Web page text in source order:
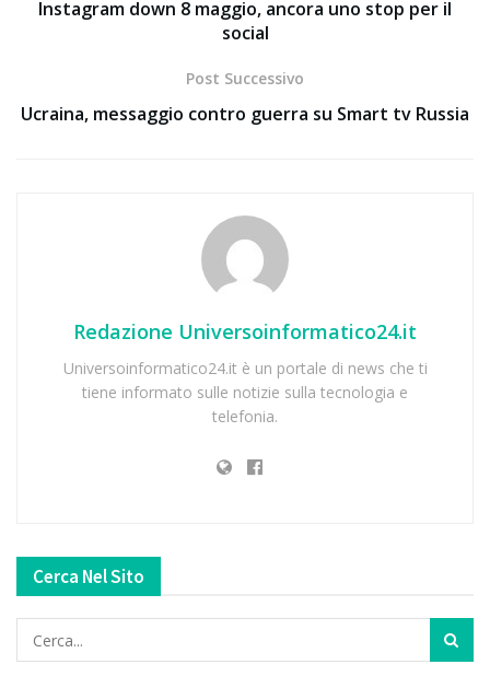
Instagram down 8 maggio, ancora uno stop per il
social
Post Successivo
Ucraina, messaggio contro guerra su Smart tv Russia
Redazione Universoinformatico24.it
Universoinformatico24.it è un portale di news che ti
tiene informato sulle notizie sulla tecnologia e
telefonia.
Cerca Nel Sito